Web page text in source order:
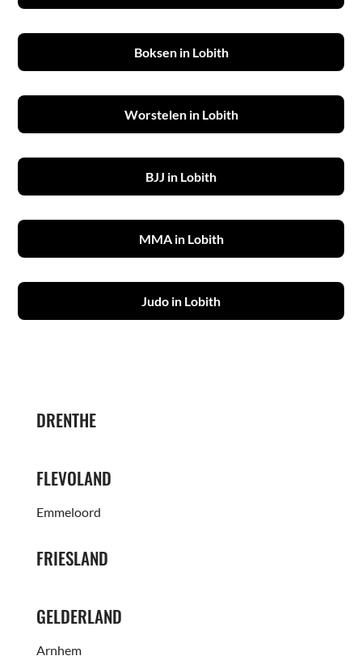
Boksen in Lobith
Worstelen in Lobith
BJJ in Lobith
MMA in Lobith
Judo in Lobith
DRENTHE
FLEVOLAND
Emmeloord
FRIESLAND
GELDERLAND
Arnhem